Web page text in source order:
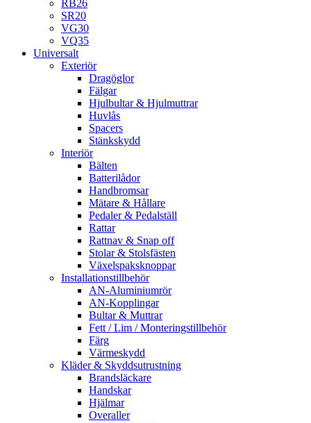
RB26
SR20
VG30
VQ35
Universalt
Exteriör
Dragöglor
Fälgar
Hjulbultar & Hjulmuttrar
Huvlås
Spacers
Stänkskydd
Interiör
Bälten
Batterilådor
Handbromsar
Mätare & Hållare
Pedaler & Pedalställ
Rattar
Rattnav & Snap off
Stolar & Stolsfästen
Växelspaksknoppar
Installationstillbehör
AN-Aluminiumrör
AN-Kopplingar
Bultar & Muttrar
Fett / Lim / Monteringstillbehör
Färg
Värmeskydd
Kläder & Skyddsutrustning
Brandsläckare
Handskar
Hjälmar
Overaller